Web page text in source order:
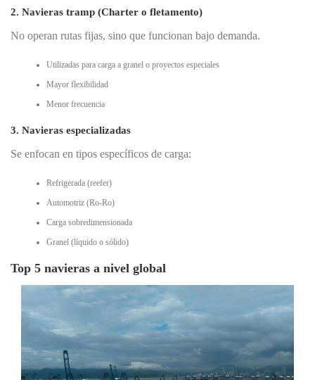
2. Navieras tramp (Charter o fletamento)
No operan rutas fijas, sino que funcionan bajo demanda.
Utilizadas para carga a granel o proyectos especiales
Mayor flexibilidad
Menor frecuencia
3. Navieras especializadas
Se enfocan en tipos específicos de carga:
Refrigerada (reefer)
Automotriz (Ro-Ro)
Carga sobredimensionada
Granel (líquido o sólido)
Top 5 navieras a nivel global